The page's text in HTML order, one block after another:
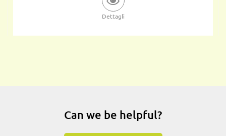
Dettagli
Can we be helpful?